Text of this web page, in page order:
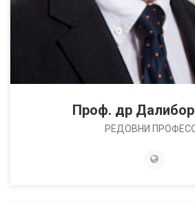
Проф. др
РЕДОВНИ